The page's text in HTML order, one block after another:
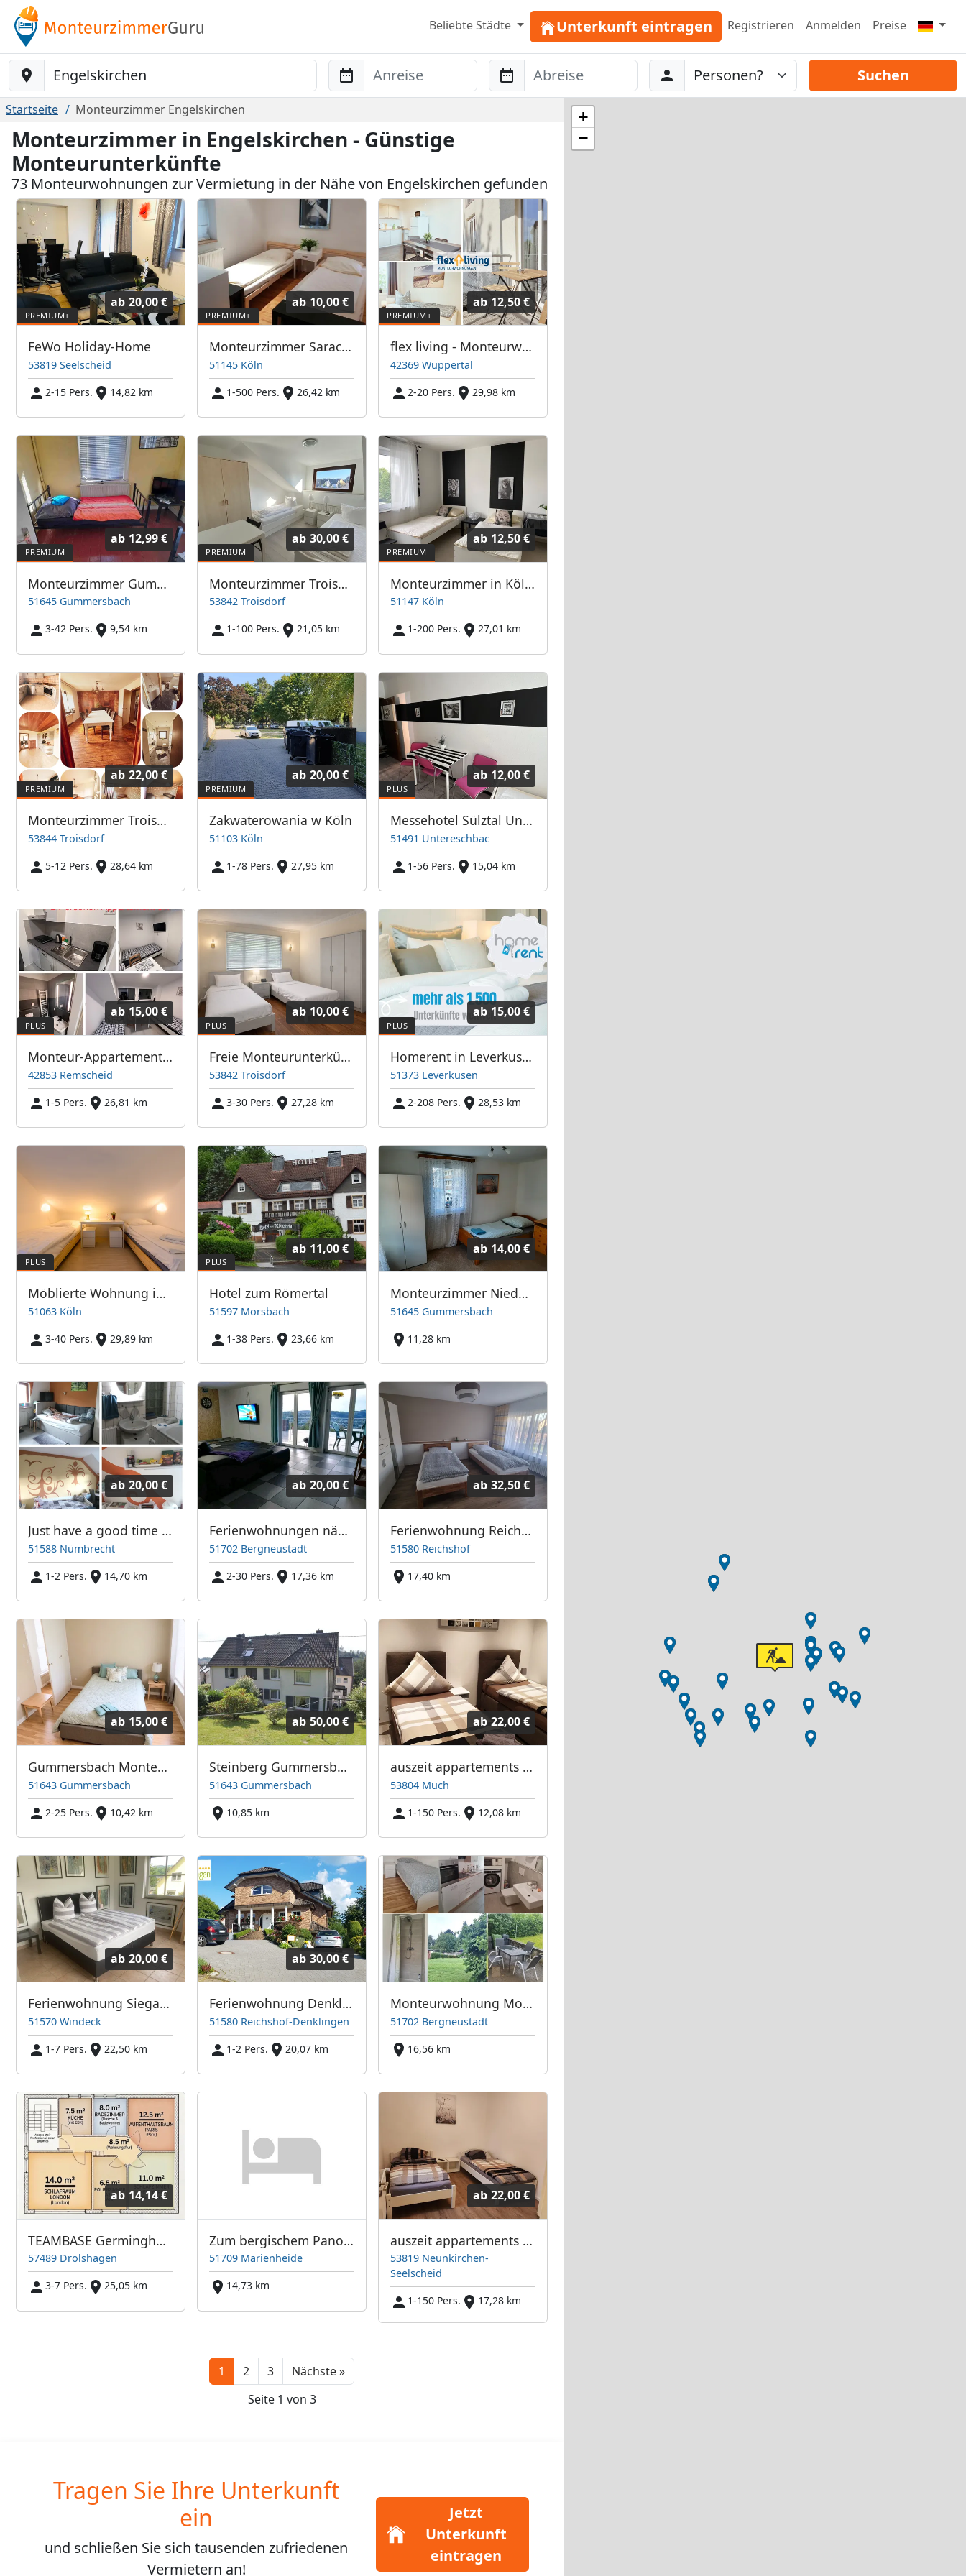
Beliebte Städte Unterkunft eintragen Registrieren Anmelden Preise
Baustelle-Location Anreise Abreise Abreise
Personen Suchen
Startseite Monteurzimmer Engelskirchen
Monteurzimmer in Engelskirchen - Günstige
Monteurunterkünfte
73 Monteurwohnungen zur Vermietung in der Nähe von Engelskirchen gefunden
ab 20,00 €
FeWo Holiday-Home
53819 Seelscheid
2-15 Pers.
14,82 km
ab 10,00 €
Monteurzimmer Saracevic an mehreren Standorten
51145 Köln
1-500 Pers.
26,42 km
ab 12,50 €
flex living - Monteurwohnungen in Wuppertal (DEU|EN|PL|HU|RU)
42369 Wuppertal
2-20 Pers.
29,98 km
ab 12,99 €
Monteurzimmer Gummersbach
51645 Gummersbach
3-42 Pers.
9,54 km
ab 30,00 €
Monteurzimmer Troisdorf
53842 Troisdorf
1-100 Pers.
21,05 km
ab 12,50 €
Monteurzimmer in Köln und Umgebung
51147 Köln
1-200 Pers.
27,01 km
ab 22,00 €
Monteurzimmer Troisdorf
53844 Troisdorf
5-12 Pers.
28,64 km
ab 20,00 €
Zakwaterowania w Köln
51103 Köln
1-78 Pers.
27,95 km
ab 12,00 €
Messehotel Sülztal Untereschbach
51491 Untereschbac
1-56 Pers.
15,04 km
ab 15,00 €
Monteur-Appartement Remscheid
42853 Remscheid
1-5 Pers.
26,81 km
ab 10,00 €
Freie Monteurunterkünfte in Troisdorf – JETZT anrufen! Wir sprechen auch Polnisch
53842 Troisdorf
3-30 Pers.
27,28 km
ab 15,00 €
Homerent in Leverkusen und Umgebung
51373 Leverkusen
2-208 Pers.
28,53 km
Möblierte Wohnung in Köln zentral an der Messe
51063 Köln
3-40 Pers.
29,89 km
ab 11,00 €
Hotel zum Römertal
51597 Morsbach
1-38 Pers.
23,66 km
ab 14,00 €
Monteurzimmer Niedersessmar
51645 Gummersbach
11,28 km
ab 20,00 €
Just have a good time :-)
51588 Nümbrecht
1-2 Pers.
14,70 km
ab 20,00 €
Ferienwohnungen nähe Badesee mit Bergblick: Frei ab sofort
51702 Bergneustadt
2-30 Pers.
17,36 km
ab 32,50 €
Ferienwohnung Reichshof
51580 Reichshof
17,40 km
ab 15,00 €
Gummersbach Monteurwohnung
51643 Gummersbach
2-25 Pers.
10,42 km
ab 50,00 €
Steinberg Gummersbach
51643 Gummersbach
10,85 km
ab 22,00 €
auszeit appartements & rooms
53804 Much
1-150 Pers.
12,08 km
ab 20,00 €
Ferienwohnung Siegaue
51570 Windeck
1-7 Pers.
22,50 km
ab 30,00 €
Ferienwohnung Denklingen
51580 Reichshof-Denklingen
1-2 Pers.
20,07 km
Monteurwohnung Monteurzimmer
51702 Bergneustadt
16,56 km
ab 14,14 €
TEAMBASE Germinghausen
57489 Drolshagen
3-7 Pers.
25,05 km
Zum bergischem Panoramasteig
51709 Marienheide
14,73 km
ab 22,00 €
auszeit appartements & rooms
53819 Neunkirchen-
Seelscheid
1-150 Pers.
17,28 km
1 2 3 Nächste »Next
Seite 1 von 3
Tragen Sie Ihre Unterkunft
ein
und schließen Sie sichtausenden zufriedenen
Vermietern an!
Jetzt
Unterkunft
eintragen
+
−